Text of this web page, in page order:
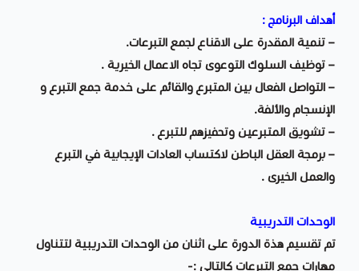
أهداف البرنامج :
– تنمية المقدرة على الاقناع لجمع التبرعات.
– توظيف السلوك التوعوى تجاه الاعمال الخيرية .
– التواصل الفعال بين المتبرع والقائم على خدمة جمع التبرع و
الإنسجام والألفة.
– تشويق المتبرعين وتحفيزهم للتبرع .
– برمجة العقل الباطن لاكتساب العادات الإيجابية في التبرع
والعمل الخيرى .
الوحدات التدريبية
تم تقسيم هذة الدورة على اثنان من الوحدات التدريبية لتتناول
مهارات جمع التبرعات كالتالي :-